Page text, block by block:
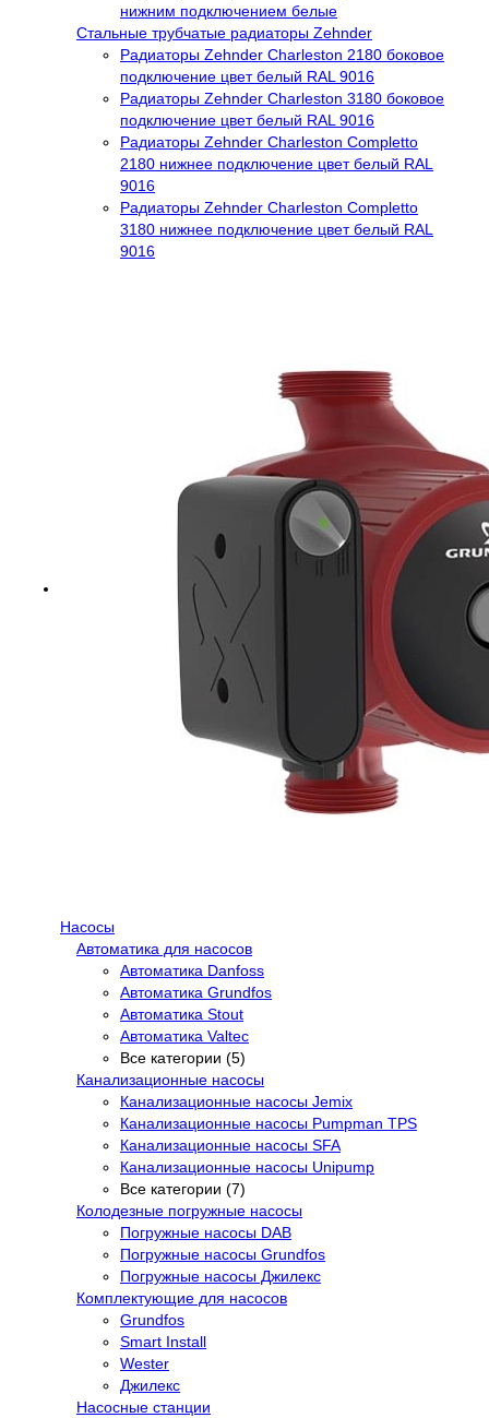
нижним подключением белые
Стальные трубчатые радиаторы Zehnder
Радиаторы Zehnder Charleston 2180 боковое
подключение цвет белый RAL 9016
Радиаторы Zehnder Charleston 3180 боковое
подключение цвет белый RAL 9016
Радиаторы Zehnder Charleston Completto
2180 нижнее подключение цвет белый RAL
9016
Радиаторы Zehnder Charleston Completto
3180 нижнее подключение цвет белый RAL
9016
Насосы
Автоматика для насосов
Автоматика Danfoss
Автоматика Grundfos
Автоматика Stout
Автоматика Valtec
Все категории (5)
Канализационные насосы
Канализационные насосы Jemix
Канализационные насосы Pumpman TPS
Канализационные насосы SFA
Канализационные насосы Unipump
Все категории (7)
Колодезные погружные насосы
Погружные насосы DAB
Погружные насосы Grundfos
Погружные насосы Джилекс
Комплектующие для насосов
Grundfos
Smart Install
Wester
Джилекс
Насосные станции